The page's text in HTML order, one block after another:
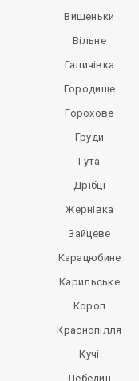
Вишеньки
Вільне
Галичівка
Городище
Горохове
Груди
Гута
Дрібці
Жернівка
Зайцеве
Карацюбине
Карильське
Короп
Краснопілля
Кучі
Лебедин